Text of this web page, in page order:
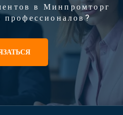
в Минпромторг